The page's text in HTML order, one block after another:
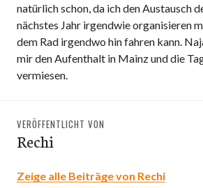
natürlich schon, da ich den Austausch
nächstes Jahr irgendwie organisieren
dem Rad irgendwo hin fahren kann.
mir den Aufenthalt in Mainz und die
vermiesen.
VERÖFFENTLICHT VON
Rechi
Zeige alle Beiträge von Rechi